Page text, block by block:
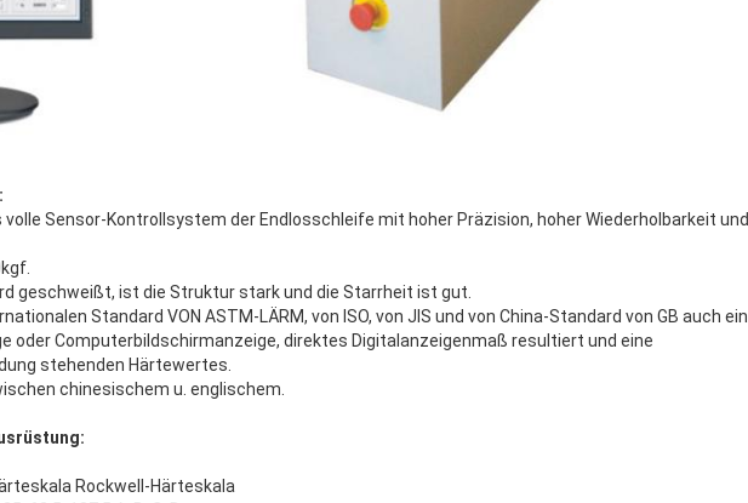
volle Sensor-Kontrollsystem der Endlosschleife mit hoher Präzision, hoher Wiederholbarkeit und
geschweißt, ist die Struktur stark und die Starrheit ist gut.
Standard VON ASTM-LÄRM, von ISO, von JIS und von China-Standard von GB auch ein.
oder Computerbildschirmanzeige, direktes Digitalanzeigenmaß resultiert und eine
stehenden Härtewertes.
chinesischem u. englischem.
Rockwell-Härteskala